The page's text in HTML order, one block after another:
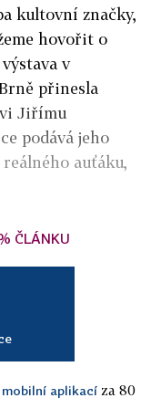
kultovní značky,
hovořit o
v
přinesla
Jiřímu
podává jeho
auťáku,
ČLÁNKU
mobilní aplikací za 80